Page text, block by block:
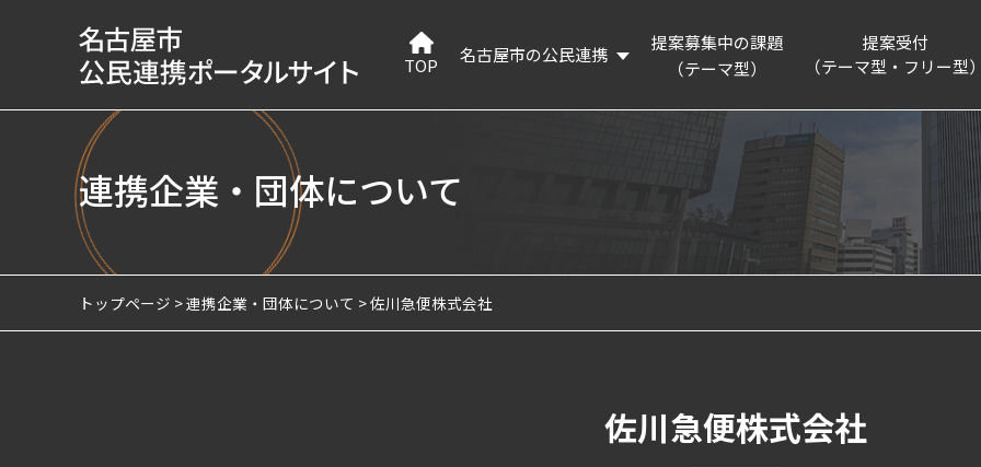
TOP 名古屋市の公民連携
名古屋市の認証・パートナー制度等の紹介
企業版ふるさと納税制度の紹介
提案募集中の課題
（テーマ型）
提案受付
（テーマ型・フリー型）
提案フォーム
連携企業・団体について
トップページ 連携企業・団体について 佐川急便株式会社
佐川急便株式会社